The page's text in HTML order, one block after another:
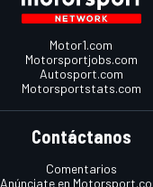
Motor1.com
Motorsportjobs.com
Autosport.com
Motorsportstats.com
Contáctanos
Comentarios
Anúnciate en